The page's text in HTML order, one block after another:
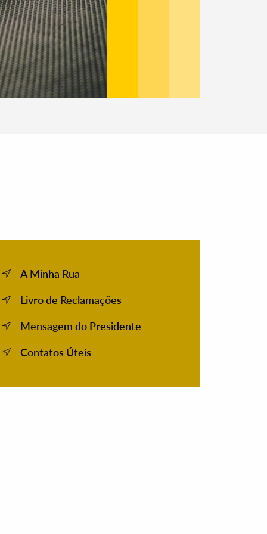
A Minha Rua
Livro de Reclamações
Mensagem do Presidente
Contatos Úteis